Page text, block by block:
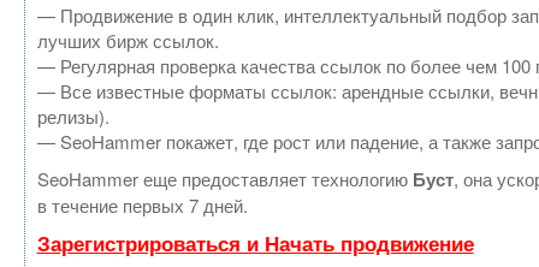
— Продвижение в один клик, интеллектуальный подбор
лучших бирж ссылок.
— Регулярная проверка качества ссылок по более чем
— Все известные форматы ссылок: арендные ссылки,
релизы).
— SeoHammer покажет, где рост или падение, а также
SeoHammer еще предоставляет технологию Буст, она
в течение первых 7 дней.
Зарегистрироваться и Начать продвижение